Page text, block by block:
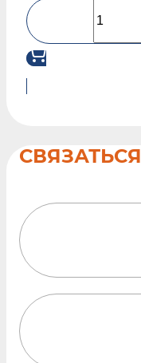
СВЯЗАТЬСЯ